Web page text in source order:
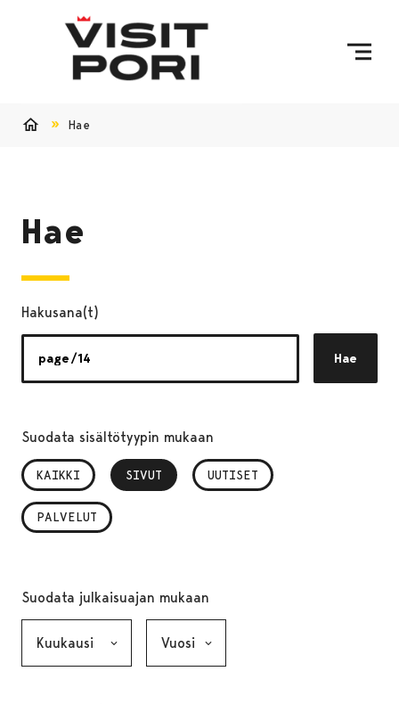
Hae
Hae
Hakusana(t)
Hae
Suodata sisältötyypin mukaan
KAIKKI SIVUT
, VALITTU UUTISET
PALVELUT
Suodata julkaisuajan mukaan